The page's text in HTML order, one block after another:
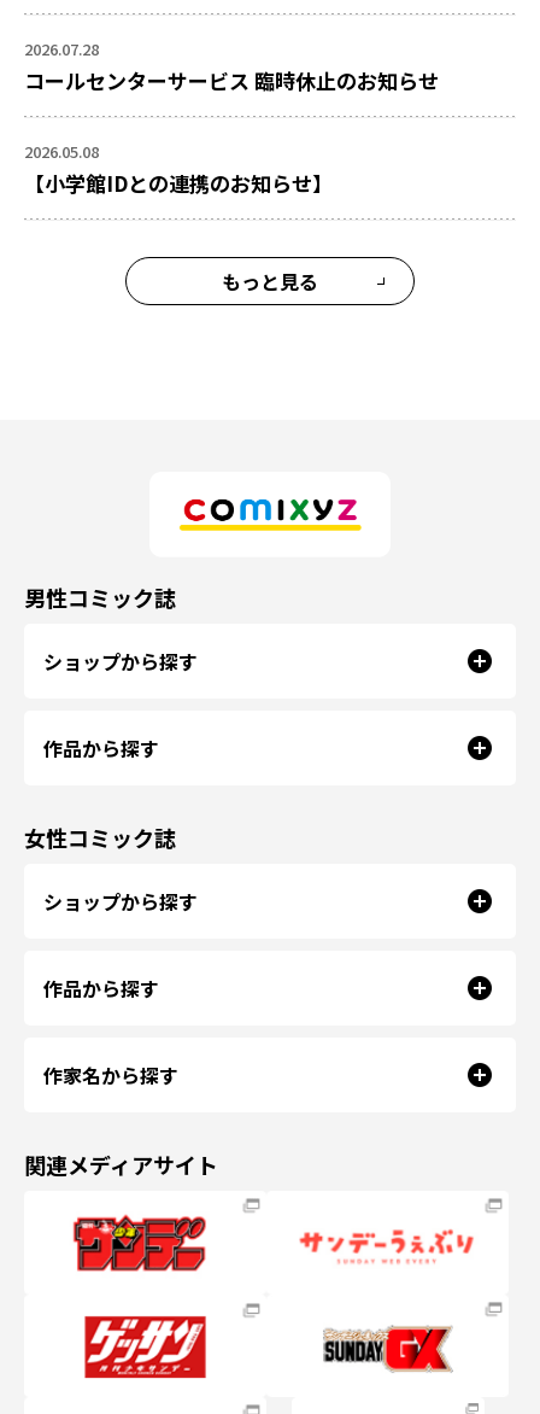
2026.07.28
コールセンターサービス 臨時休止のお知らせ
2026.05.08
【小学館IDとの連携のお知らせ】
もっと見る
男性コミック誌
ショップから探す
作品から探す
女性コミック誌
ショップから探す
作品から探す
作家名から探す
関連メディアサイト